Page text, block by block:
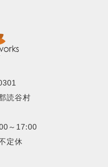
読谷村
～17:00
定休